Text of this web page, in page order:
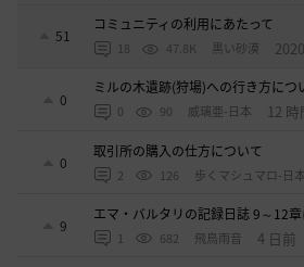
51
コミュニティの利用にあたって
18 47.8K 黒い砂漠
0
ミルの木遺跡(狩場)への行き方につ
0 90 威璃亜-日本 12 時
0
取引所の購入の仕方について
2 126 歩くマシュマロ-日本
9
エマ・バルタリの記録日誌 9～12
1 682 飛鳥雨音 4 日前